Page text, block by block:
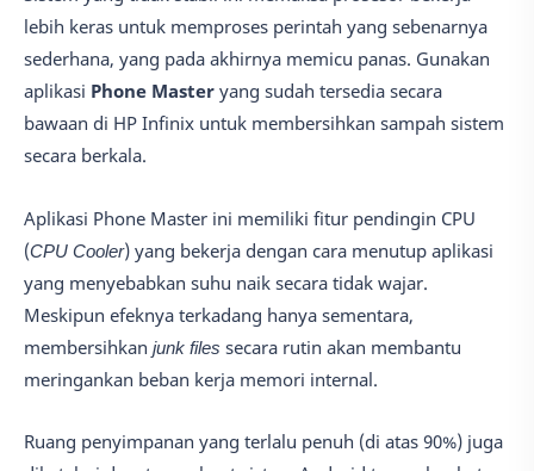
lebih keras untuk memproses perintah yang sebenarnya
sederhana, yang pada akhirnya memicu panas. Gunakan
aplikasi Phone Master yang sudah tersedia secara
bawaan di HP Infinix untuk membersihkan sampah sistem
secara berkala.
Aplikasi Phone Master ini memiliki fitur pendingin CPU
(CPU Cooler) yang bekerja dengan cara menutup aplikasi
yang menyebabkan suhu naik secara tidak wajar.
Meskipun efeknya terkadang hanya sementara,
membersihkan junk files secara rutin akan membantu
meringankan beban kerja memori internal.
Ruang penyimpanan yang terlalu penuh (di atas 90%) juga